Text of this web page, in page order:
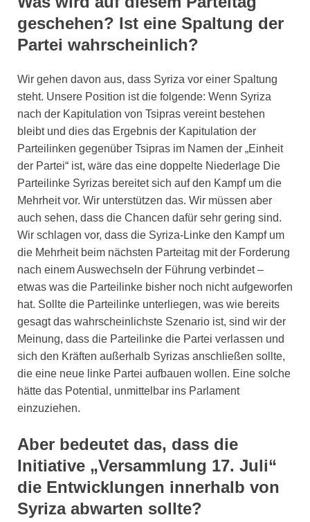
geschehen? Ist eine Spaltung der
Partei wahrscheinlich?
Wir gehen davon aus, dass Syriza vor einer Spaltung
steht. Unsere Position ist die folgende: Wenn Syriza
nach der Kapitulation von Tsipras vereint bestehen
bleibt und dies das Ergebnis der Kapitulation der
Parteilinken gegenüber Tsipras im Namen der „Einheit
der Partei“ ist, wäre das eine doppelte Niederlage Die
Parteilinke Syrizas bereitet sich auf den Kampf um die
Mehrheit vor. Wir unterstützen das. Wir müssen aber
auch sehen, dass die Chancen dafür sehr gering sind.
Wir schlagen vor, dass die Syriza-Linke den Kampf um
die Mehrheit beim nächsten Parteitag mit der Forderung
nach einem Auswechseln der Führung verbindet –
etwas was die Parteilinke bisher noch nicht aufgeworfen
hat. Sollte die Parteilinke unterliegen, was wie bereits
gesagt das wahrscheinlichste Szenario ist, sind wir der
Meinung, dass die Parteilinke die Partei verlassen und
sich den Kräften außerhalb Syrizas anschließen sollte,
die eine neue linke Partei aufbauen wollen. Eine solche
hätte das Potential, unmittelbar ins Parlament
einzuziehen.
Aber bedeutet das, dass die
Initiative „Versammlung 17. Juli“
die Entwicklungen innerhalb von
Syriza abwarten sollte?